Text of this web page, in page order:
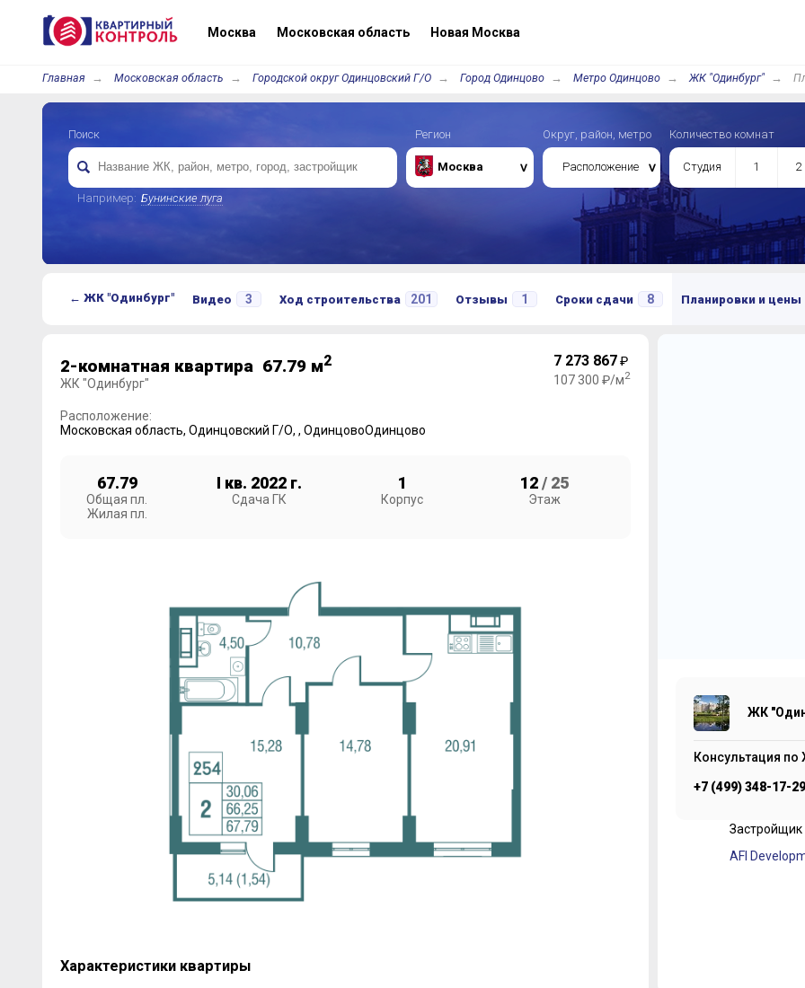
Москва Московская область Новая Москва
Главная Московская область Городской округ Одинцовский Г/О Город Одинцово Метро Одинцово ЖК "Одинбург"
Поиск
Например: Бунинские луга
Регион
Москва
Округ, район, метро
Расположение
Количество комнат
Студия 1 2
← ЖК "Одинбург" Видео 3 Ход строительства 201 Отзывы 1 Сроки сдачи 8 Планировки и цены
2-комнатная квартира 67.79 м2
ЖК "Одинбург"
7 273 867₽
107 300 ₽/м2
Расположение:
Московская область, Одинцовский Г/О, Одинцово
, Одинцово
67.79
Общая пл.
Жилая пл.
I кв. 2022 г.
Сдача ГК
1
Корпус
12/ 25
Этаж
Характеристики квартиры
ЖК
Консультация
+7 (499) 348-17-29
Застройщик